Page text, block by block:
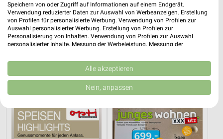
Junges Wohnen Gartenmöbel-Abverkauf
Gültig bis Fr. 28.08.
Opti Wohnwelt XXXLutz
Speichern von oder Zugriff auf Informationen auf einem Endgerät.
Verwendung reduzierter Daten zur Auswahl von Werbeanzeigen. Erstellung
von Profilen für personalisierte Werbung. Verwendung von Profilen zur
Auswahl personalisierter Werbung. Erstellung von Profilen zur
Personalisierung von Inhalten. Verwendung von Profilen zur Auswahl
personalisierter Inhalte. Messung der Werbeleistung. Messung der
Kombinationen von Daten aus verschiedenen Quellen. Entwicklung und
Verbesserung der Angebote. Verwendung reduzierter Daten zur Auswahl
von Inhalten.
Daten können außerhalb der Europäischen Union weitergegeben und in die
Website/App.
Partnerliste anzeigen (1 IAB-Anbieter)
Wir nutzen Ihre Daten für folgende Zwecke:
Alle akzeptieren
Nein, anpassen